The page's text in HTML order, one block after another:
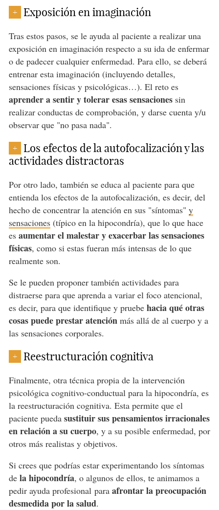
+ Exposición en imaginación
Tras estos pasos, se le ayuda al paciente a realizar una
exposición en imaginación respecto a su ida de enfermar
o de padecer cualquier enfermedad. Para ello, se deberá
entrenar esta imaginación (incluyendo detalles,
sensaciones físicas y psicológicas…). El reto es
aprender a sentir y tolerar esas sensacionessin
realizar conductas de comprobación, y darse cuenta y/u
observar que "no pasa nada".
+
Los efectos de la autofocalización y las
actividades distractoras
Por otro lado, también se educa al paciente para que
entienda los efectos de la autofocalización, es decir, del
hecho de concentrar la atención en sus "síntomas" y
sensaciones(típico en la hipocondría), que lo que hace
es aumentar el malestar y exacerbar las sensaciones
físicas, como si estas fueran más intensas de lo que
realmente son.
Se le pueden proponer también actividades para
distraerse para que aprenda a variar el foco atencional,
es decir, para que identifique y pruebe hacia qué otras
cosas puede prestar atención más allá de al cuerpo y a
las sensaciones corporales.
+ Reestructuración cognitiva
Finalmente, otra técnica propia de la intervención
psicológica cognitivo-conductual para la hipocondría, es
la reestructuración cognitiva. Esta permite que el
paciente pueda sustituir sus pensamientos irracionales
en relación a su cuerpo, y a su posible enfermedad, por
otros más realistas y objetivos.
Si crees que podrías estar experimentando los síntomas
de la hipocondría, o algunos de ellos, te animamos a
pedir ayuda profesional para afrontar la preocupación
desmedida por la salud.